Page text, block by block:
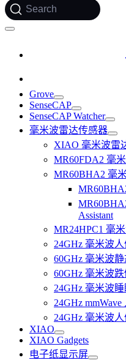
Search
Grove
SenseCAP
SenseCAP Watcher
毫米波雷达传感器
XIAO 毫米波雷
MR60FDA2 毫
MR60BHA2 毫
Assistant
MR24HPC1 毫
24GHz 毫米波
60GHz 毫米波
60GHz 毫米波
24GHz 毫米波
24GHz
24GHz 毫米波
XIAO
XIAO Gadgets
电子纸显示屏